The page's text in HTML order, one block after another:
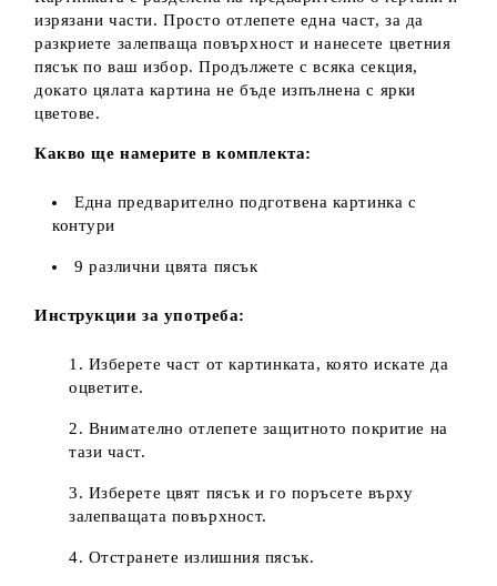
изрязани части. Просто отлепете една част, за да
разкриете залепваща повърхност и нанесете цветния
пясък по ваш избор. Продължете с всяка секция,
докато цялата картина не бъде изпълнена с ярки
цветове.
Какво ще намерите в комплекта:
Една предварително подготвена картинка с
контури
9 различни цвята пясък
Инструкции за употреба:
Изберете част от картинката, която искате да
оцветите.
Внимателно отлепете защитното покритие на
тази част.
Изберете цвят пясък и го поръсете върху
залепващата повърхност.
Отстранете излишния пясък.